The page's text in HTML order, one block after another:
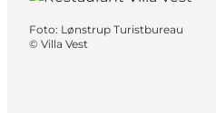
Foto: Lønstrup Turistbureau
© Villa Vest